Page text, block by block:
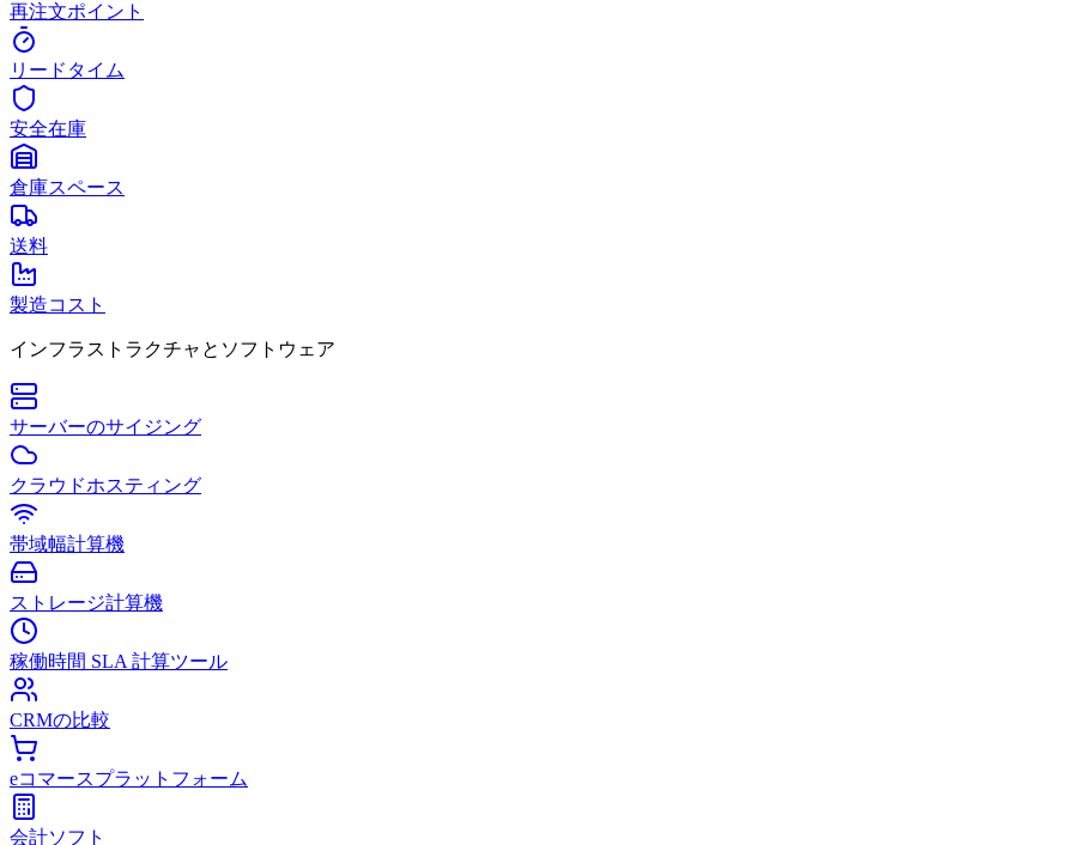
再注文ポイント
リードタイム
安全在庫
倉庫スペース
送料
製造コスト
インフラストラクチャとソフトウェア
サーバーのサイジング
クラウドホスティング
帯域幅計算機
ストレージ計算機
稼働時間 SLA 計算ツール
CRMの比較
eコマースプラットフォーム
会計ソフト